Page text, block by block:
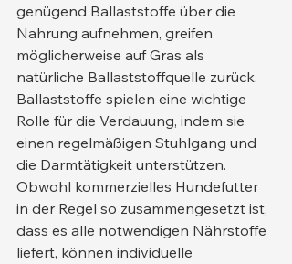
genügend Ballaststoffe über die
Nahrung aufnehmen, greifen
möglicherweise auf Gras als
natürliche Ballaststoffquelle zurück.
Ballaststoffe spielen eine wichtige
Rolle für die Verdauung, indem sie
einen regelmäßigen Stuhlgang und
die Darmtätigkeit unterstützen.
Obwohl kommerzielles Hundefutter
in der Regel so zusammengesetzt ist,
dass es alle notwendigen Nährstoffe
liefert, können individuelle